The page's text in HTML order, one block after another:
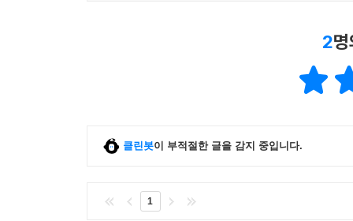
2
클린봇이 부적절한 글을 감지 중입니다.
1